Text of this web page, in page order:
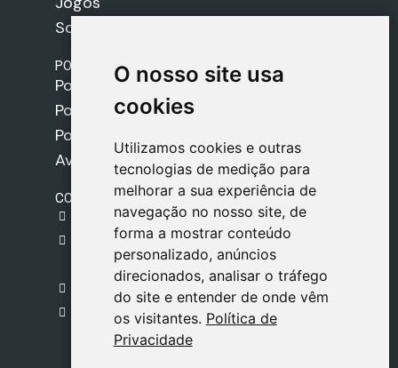
O nosso site usa
cookies
Utilizamos cookies e outras
tecnologias de medição para
melhorar a sua experiência de
navegação no nosso site, de
forma a mostrar conteúdo
personalizado, anúncios
direcionados, analisar o tráfego
do site e entender de onde vêm
os visitantes. Política de
Privacidade
O nosso site usa
cookies
Utilizamos cookies e outras
tecnologias de medição para
melhorar a sua experiência de
navegação no nosso site, de
forma a mostrar conteúdo
personalizado, anúncios
direcionados, analisar o tráfego
do site e entender de onde vêm
os visitantes. Política de
Privacidade
Sobre nós
POLÍTICAS
Política de Envios
Política de Cookies
Política de Privacidade
Aviso Legal
CONTACTO
gestion@safeliz.com
C. del Pradillo, 6, 28770 Colmenar Viejo,
Madrid
+34 918 459 877
Segunda a Sexta
09:00 - 13:00